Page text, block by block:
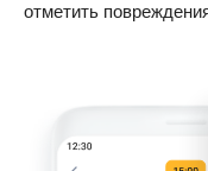
отметить